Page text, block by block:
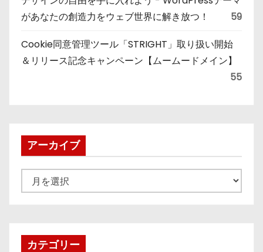
があなたの創造力をウェブ世界に解き放つ！
59
Cookie同意管理ツール「STRIGHT」取り扱い開始
＆リリース記念キャンペーン【ムームードメイン】
55
アーカイブ
ー
ブカテゴリー